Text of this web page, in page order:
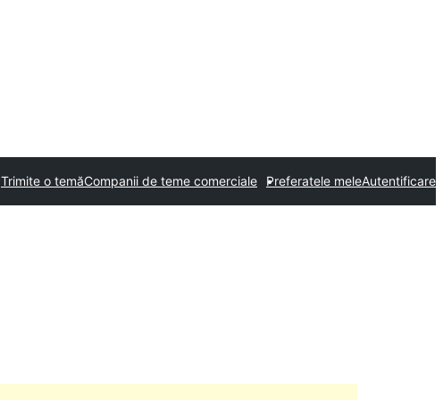
Trimite o temăCompanii de teme comerciale Preferatele meleAutentificare